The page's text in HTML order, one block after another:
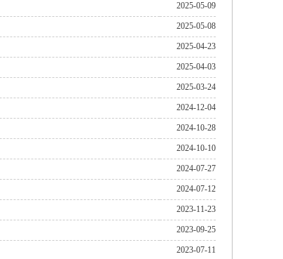
2025-05-09
2025-05-08
2025-04-23
2025-04-03
2025-03-24
2024-12-04
2024-10-28
2024-10-10
2024-07-27
2024-07-12
2023-11-23
2023-09-25
2023-07-11